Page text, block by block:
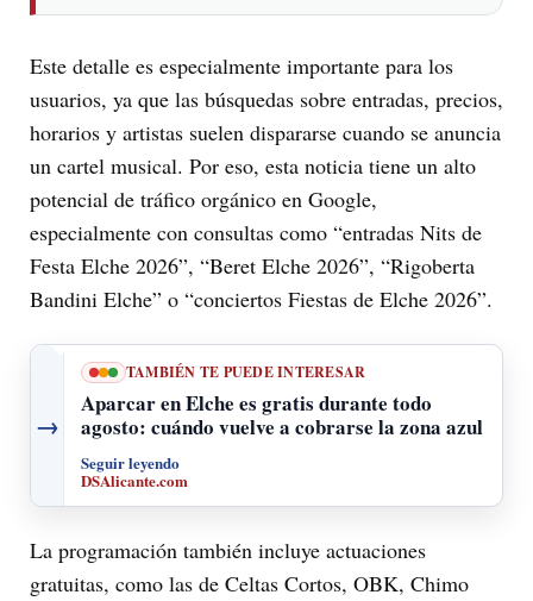
Este detalle es especialmente importante para los
usuarios, ya que las búsquedas sobre entradas, precios,
horarios y artistas suelen dispararse cuando se anuncia
un cartel musical. Por eso, esta noticia tiene un alto
potencial de tráfico orgánico en Google,
especialmente con consultas como “entradas Nits de
Festa Elche 2026”, “Beret Elche 2026”, “Rigoberta
Bandini Elche” o “conciertos Fiestas de Elche 2026”.
→
TAMBIÉN TE PUEDE INTERESAR
Aparcar en Elche es gratis durante todo
agosto: cuándo vuelve a cobrarse la zona azul
Seguir leyendo
DSAlicante.com
La programación también incluye actuaciones
gratuitas, como las de Celtas Cortos, OBK, Chimo